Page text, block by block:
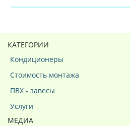
КАТЕГОРИИ
Кондиционеры
Стоимость монтажа
ПВХ - завесы
Услуги
МЕДИА